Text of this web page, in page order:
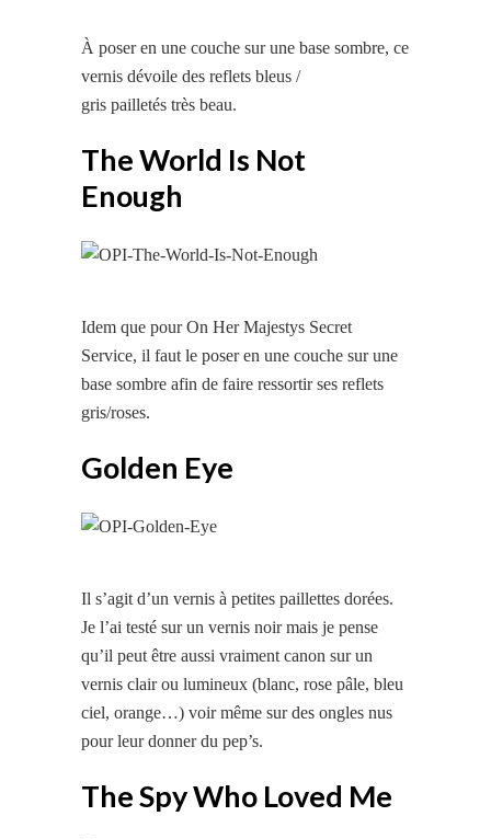
À poser en une couche sur une base sombre, ce
vernis dévoile des reflets bleus /
gris pailletés très beau.
The World Is Not
Enough
Idem que pour On Her Majestys Secret
Service, il faut le poser en une couche sur une
base sombre afin de faire ressortir ses reflets
gris/roses.
Golden Eye
Il s’agit d’un vernis à petites paillettes dorées.
Je l’ai testé sur un vernis noir mais je pense
qu’il peut être aussi vraiment canon sur un
vernis clair ou lumineux (blanc, rose pâle, bleu
ciel, orange…) voir même sur des ongles nus
pour leur donner du pep’s.
The Spy Who Loved Me